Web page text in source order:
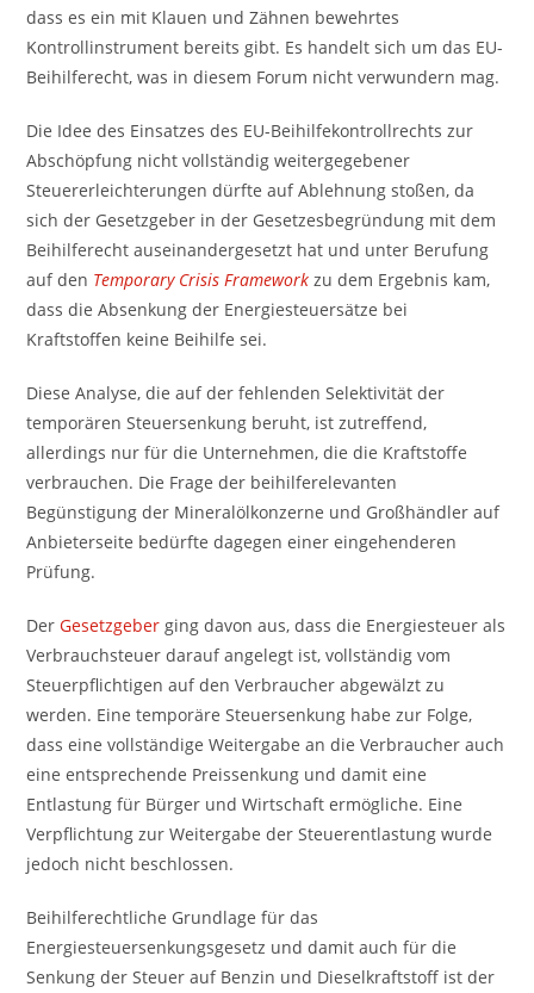
dass es ein mit Klauen und Zähnen bewehrtes
Kontrollinstrument bereits gibt. Es handelt sich um das EU-
Beihilferecht, was in diesem Forum nicht verwundern mag.
Die Idee des Einsatzes des EU-Beihilfekontrollrechts zur
Abschöpfung nicht vollständig weitergegebener
Steuererleichterungen dürfte auf Ablehnung stoßen, da
sich der Gesetzgeber in der Gesetzesbegründung mit dem
Beihilferecht auseinandergesetzt hat und unter Berufung
auf den Temporary Crisis Framework zu dem Ergebnis kam,
dass die Absenkung der Energiesteuersätze bei
Kraftstoffen keine Beihilfe sei.
Diese Analyse, die auf der fehlenden Selektivität der
temporären Steuersenkung beruht, ist zutreffend,
allerdings nur für die Unternehmen, die die Kraftstoffe
verbrauchen. Die Frage der beihilferelevanten
Begünstigung der Mineralölkonzerne und Großhändler auf
Anbieterseite bedürfte dagegen einer eingehenderen
Prüfung.
DerGesetzgeber ging davon aus, dass die Energiesteuer als
Verbrauchsteuer darauf angelegt ist, vollständig vom
Steuerpflichtigen auf den Verbraucher abgewälzt zu
werden. Eine temporäre Steuersenkung habe zur Folge,
dass eine vollständige Weitergabe an die Verbraucher auch
eine entsprechende Preissenkung und damit eine
Entlastung für Bürger und Wirtschaft ermögliche. Eine
Verpflichtung zur Weitergabe der Steuerentlastung wurde
jedoch nicht beschlossen.
Beihilferechtliche Grundlage für das
Energiesteuersenkungsgesetz und damit auch für die
Senkung der Steuer auf Benzin und Dieselkraftstoff ist der